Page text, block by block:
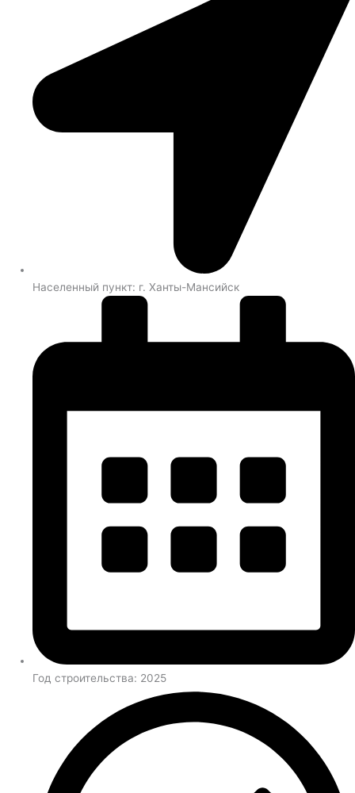
Населенный пункт: г. Ханты-Мансийск
Год строительства: 2025